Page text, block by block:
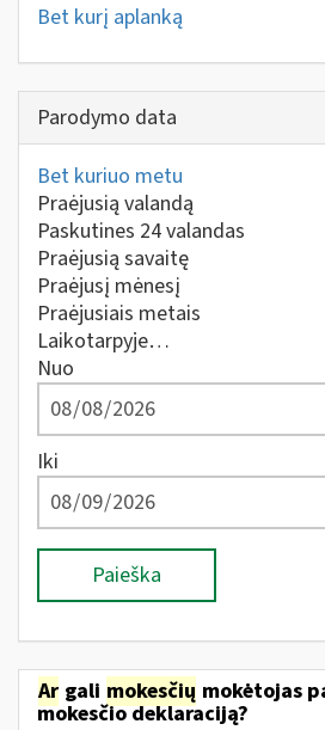
Bet kurį aplanką
Parodymo data
Bet kuriuo metu
Praėjusią valandą
Paskutines 24 valandas
Praėjusią savaitę
Praėjusį mėnesį
Praėjusiais metais
Laikotarpyje…
Nuo
Iki
Paieška
Ar gali mokesčių mokėtojas
mokesčio deklaraciją?